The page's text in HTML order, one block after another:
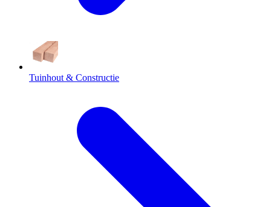
Tuinhout & Constructie